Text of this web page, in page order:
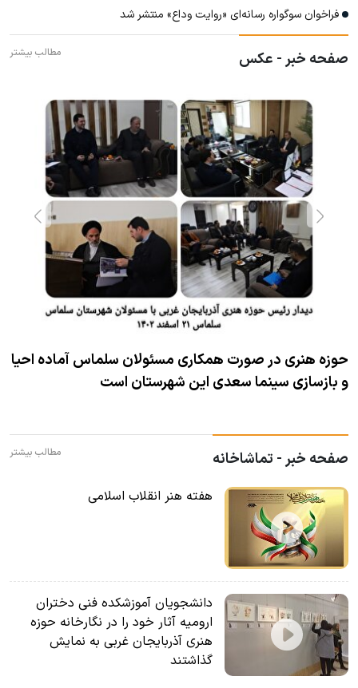
فراخوان سوگواره رسانه‌ای «روایت وداع» منتشر شد
صفحه خبر - عکس مطالب بیشتر
حوزه هنری در صورت همکاری مسئولان سلماس آماده احیا
و بازسازی سینما سعدی این شهرستان است
صفحه خبر - تماشاخانه مطالب بیشتر
هفته هنر انقلاب اسلامی
دانشجویان آموزشکده فنی دختران
ارومیه آثار خود را در نگارخانه حوزه
هنری آذربایجان غربی به نمایش
گذاشتند